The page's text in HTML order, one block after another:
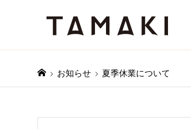
お知らせ
夏季休業について